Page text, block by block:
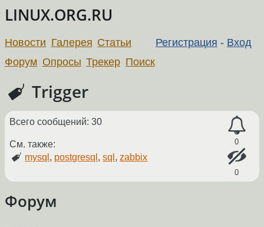
LINUX.ORG.RU
Регистрация - Вход
Новости Галерея Статьи
Форум Опросы Трекер Поиск
Trigger
0
0
Всего сообщений: 30
См. также:
mysql , postgresql ,sql ,zabbix
Форум